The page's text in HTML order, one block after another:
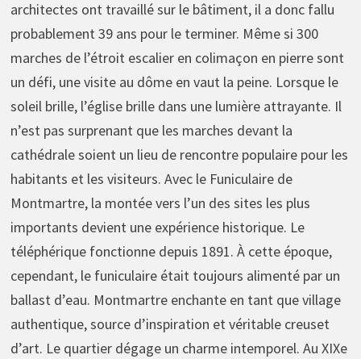
architectes ont travaillé sur le bâtiment, il a donc fallu
probablement 39 ans pour le terminer. Même si 300
marches de l’étroit escalier en colimaçon en pierre sont
un défi, une visite au dôme en vaut la peine. Lorsque le
soleil brille, l’église brille dans une lumière attrayante. Il
n’est pas surprenant que les marches devant la
cathédrale soient un lieu de rencontre populaire pour les
habitants et les visiteurs. Avec le Funiculaire de
Montmartre, la montée vers l’un des sites les plus
importants devient une expérience historique. Le
téléphérique fonctionne depuis 1891. À cette époque,
cependant, le funiculaire était toujours alimenté par un
ballast d’eau. Montmartre enchante en tant que village
authentique, source d’inspiration et véritable creuset
d’art. Le quartier dégage un charme intemporel. Au XIXe